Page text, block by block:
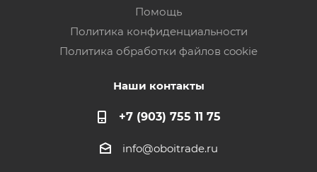
Помощь
Политика конфиденциальности
Политика обработки файлов cookie
Наши контакты
+7 (903) 755 11 75
info@oboitrade.ru